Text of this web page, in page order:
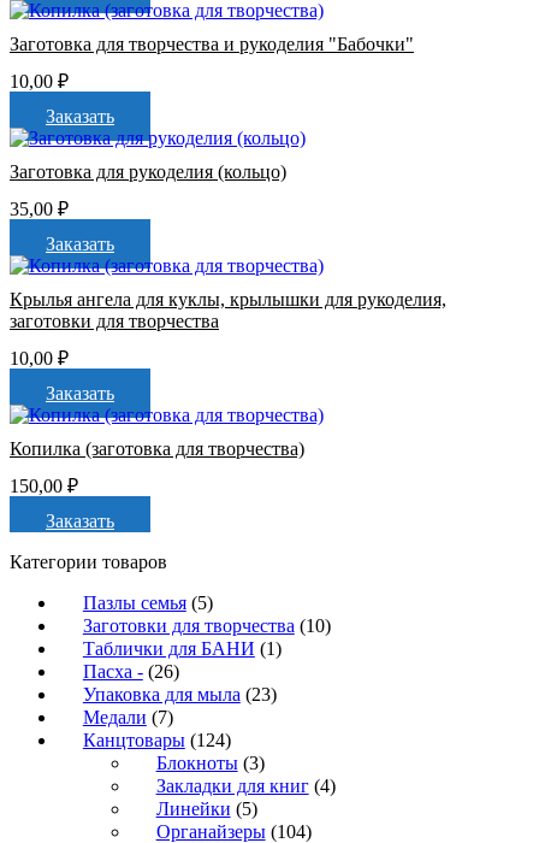
Заготовка для творчества и рукоделия "Бабочки"
10,00 ₽
Заказать
Заготовка для рукоделия (кольцо)
35,00 ₽
Заказать
Крылья ангела для куклы, крылышки для рукоделия,
заготовки для творчества
10,00 ₽
Заказать
Копилка (заготовка для творчества)
150,00 ₽
Заказать
Категории товаров
Пазлы семья (5)
Заготовки для творчества (10)
Таблички для БАНИ (1)
Пасха - (26)
Упаковка для мыла (23)
Медали (7)
Канцтовары (124)
Блокноты (3)
Закладки для книг (4)
Линейки (5)
Органайзеры (104)